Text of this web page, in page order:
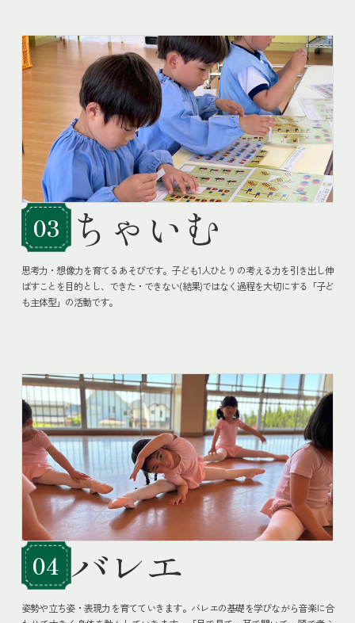
03 ちゃいむ
思考力・想像力を育てるあそびです。子ども1人ひとりの考える力を引き出し伸
ばすことを目的とし、できた・できない(結果)ではなく過程を大切にする「子ど
も主体型」の活動です。
04 バレエ
姿勢や立ち姿・表現力を育てていきます。バレエの基礎を学びながら音楽に合